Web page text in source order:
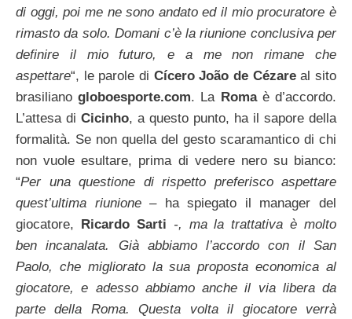
di oggi, poi me ne sono andato ed il mio procuratore è
rimasto da solo. Domani c’è la riunione conclusiva per
definire il mio futuro, e a me non rimane che
aspettare“, le parole di Cícero João de Cézareal sito
brasilianogloboesporte.com. La Romaè d’accordo.
L’attesa di Cicinho, a questo punto, ha il sapore della
formalità. Se non quella del gesto scaramantico di chi
non vuole esultare, prima di vedere nero su bianco:
“Per una questione di rispetto preferisco aspettare
quest’ultima riunione –ha spiegato il manager del
giocatore,
Ricardo Sarti -, ma la trattativa è molto
ben incanalata. Già abbiamo l’accordo con il San
Paolo, che migliorato la sua proposta economica al
giocatore, e adesso abbiamo anche il via libera da
parte della Roma. Questa volta il giocatore verrà